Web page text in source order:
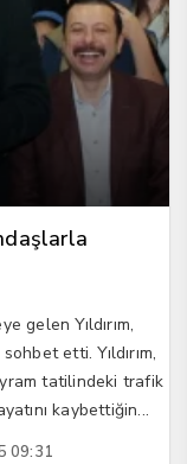
gelen Yıldırım,
etti. Yıldırım,
tatilindeki trafik
kaybettiğin...
09:31